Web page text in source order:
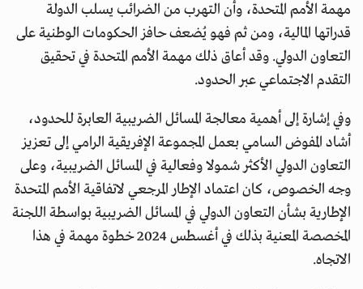
مهمة الأمم المتحدة، وأن التهرب من الضرائب يسلب الدولة
قدراتها المالية، ومن ثم فهو يُضعف حافز الحكومات الوطنية على
التعاون الدولي. وقد أعاق ذلك مهمة الأمم المتحدة في تحقيق
التقدم الاجتماعي عبر الحدود.
وفي إشارة إلى أهمية معالجة المسائل الضريبية العابرة للحدود،
أشاد المفوض السامي بعمل المجموعة الإفريقية الرامي إلى تعزيز
التعاون الدولي الأكثر شمولا وفعالية في المسائل الضريبية، وعلى
وجه الخصوص، كان اعتماد الإطار المرجعي لاتفاقية الأمم المتحدة
الإطارية بشأن التعاون الدولي في المسائل الضريبية بواسطة اللجنة
المخصصة المعنية بذلك في أغسطس 2024 خطوة مهمة في هذا
الاتجاه.